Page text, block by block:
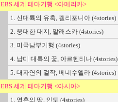
EBS 세계 테마기행 <아메리카>
1. 신대륙의 유혹, 캘리포니아 (4stories)
2. 웅대한 대지, 알래스카 (4stories)
3. 미국남부기행 (4stories)
4. 남미 대륙의 꽃, 아르헨티나 (4stories)
5. 대자연의 걸작, 베네수엘라 (4stories)
EBS 세계 테마기행 <아시아>
1. 영혼의 땅, 인도 (4stories)